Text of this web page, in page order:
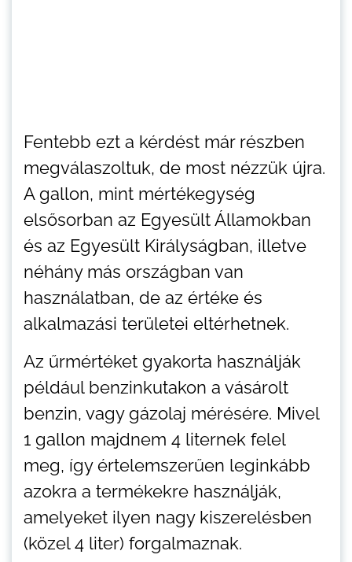
Fentebb ezt a kérdést már részben
megválaszoltuk, de most nézzük újra.
A gallon, mint mértékegység
elsősorban az Egyesült Államokban
és az Egyesült Királyságban, illetve
néhány más országban van
használatban, de az értéke és
alkalmazási területei eltérhetnek.
Az űrmértéket gyakorta használják
például benzinkutakon a vásárolt
benzin, vagy gázolaj mérésére. Mivel
1 gallon majdnem 4 liternek felel
meg, így értelemszerűen leginkább
azokra a termékekre használják,
amelyeket ilyen nagy kiszerelésben
(közel 4 liter) forgalmaznak.